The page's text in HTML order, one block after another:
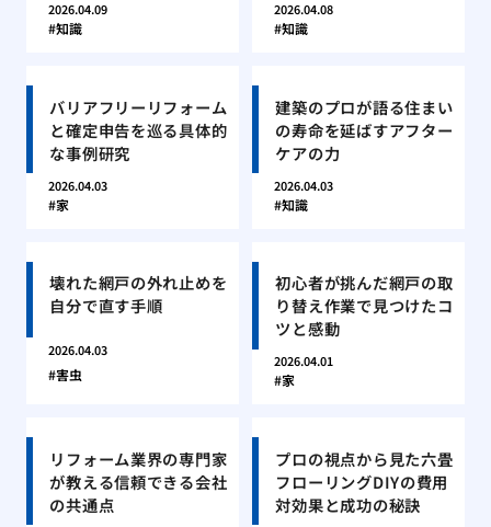
2026.04.09
知識
2026.04.08
知識
バリアフリーリフォーム
と確定申告を巡る具体的
な事例研究
2026.04.03
家
建築のプロが語る住まい
の寿命を延ばすアフター
ケアの力
2026.04.03
知識
壊れた網戸の外れ止めを
自分で直す手順
2026.04.03
害虫
初心者が挑んだ網戸の取
り替え作業で見つけたコ
ツと感動
2026.04.01
家
リフォーム業界の専門家
が教える信頼できる会社
の共通点
プロの視点から見た六畳
フローリングDIYの費用
対効果と成功の秘訣